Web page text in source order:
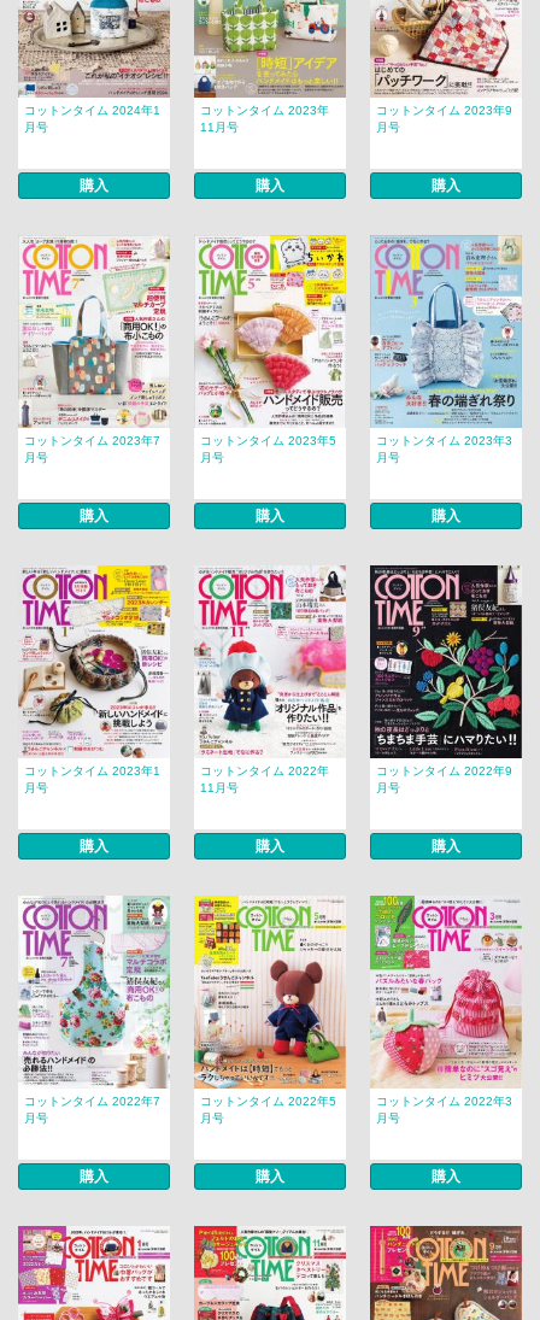
コットンタイム 2024年1
月号
購入
コットンタイム 2023年
11月号
購入
コットンタイム 2023年9
月号
購入
コットンタイム 2023年7
月号
購入
コットンタイム 2023年5
月号
購入
コットンタイム 2023年3
月号
購入
コットンタイム 2023年1
月号
購入
コットンタイム 2022年
11月号
購入
コットンタイム 2022年9
月号
購入
コットンタイム 2022年7
月号
購入
コットンタイム 2022年5
月号
購入
コットンタイム 2022年3
月号
購入